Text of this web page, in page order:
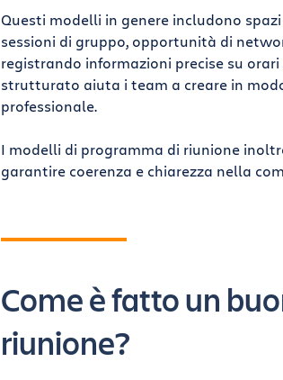
Questi modelli in genere includono
sessioni di gruppo, opportunità di
registrando informazioni precise su
strutturato aiuta i team a creare in
professionale.
I modelli di programma di riunione
garantire coerenza e chiarezza nella
Come è fatto un
riunione?